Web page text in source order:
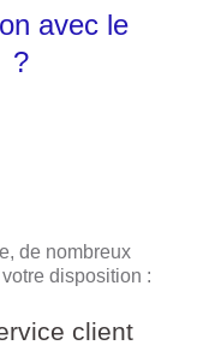
avec le
?
de nombreux
disposition :
client